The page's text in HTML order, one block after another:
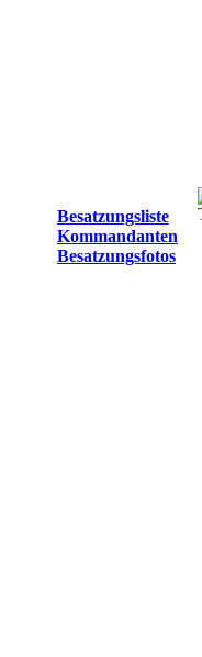
Besatzungsliste
Kommandanten
Besatzungsfotos